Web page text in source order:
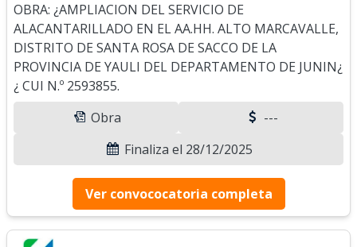
OBRA: ¿AMPLIACION DEL SERVICIO DE
ALACANTARILLADO EN EL AA.HH. ALTO MARCAVALLE,
DISTRITO DE SANTA ROSA DE SACCO DE LA
PROVINCIA DE YAULI DEL DEPARTAMENTO DE JUNIN¿
¿ CUI N.º 2593855.
Obra
---
Finaliza el 28/12/2025
Ver convococatoria completa